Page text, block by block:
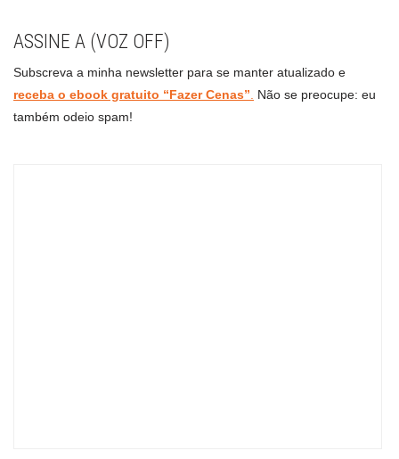
ASSINE A (VOZ OFF)
Subscreva a minha newsletter para se manter atualizado e
receba o ebook gratuito “Fazer Cenas”. Não se preocupe: eu
também odeio spam!